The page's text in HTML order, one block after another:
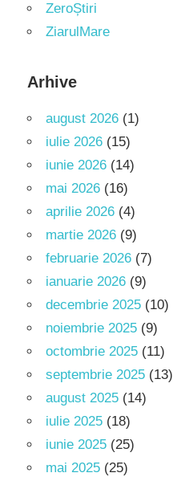
ZeroȘtiri
ZiarulMare
Arhive
august 2026 (1)
iulie 2026 (15)
iunie 2026 (14)
mai 2026 (16)
aprilie 2026 (4)
martie 2026 (9)
februarie 2026 (7)
ianuarie 2026 (9)
decembrie 2025 (10)
noiembrie 2025 (9)
octombrie 2025 (11)
septembrie 2025 (13)
august 2025 (14)
iulie 2025 (18)
iunie 2025 (25)
mai 2025 (25)